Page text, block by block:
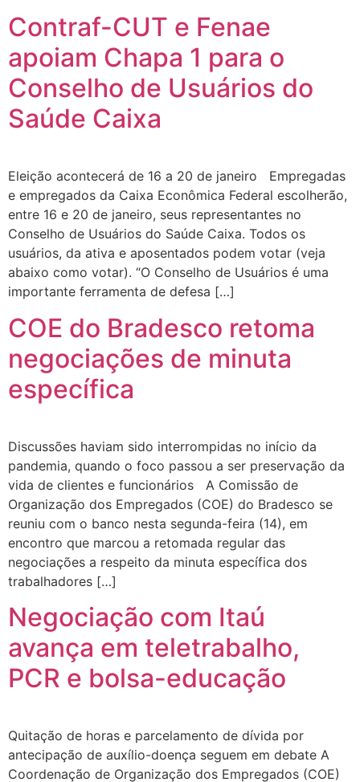
Contraf-CUT e Fenae
apoiam Chapa 1 para o
Conselho de Usuários do
Saúde Caixa
Eleição acontecerá de 16 a 20 de janeiro Empregadas
e empregados da Caixa Econômica Federal escolherão,
entre 16 e 20 de janeiro, seus representantes no
Conselho de Usuários do Saúde Caixa. Todos os
usuários, da ativa e aposentados podem votar (veja
abaixo como votar). “O Conselho de Usuários é uma
importante ferramenta de defesa […]
COE do Bradesco retoma
negociações de minuta
específica
Discussões haviam sido interrompidas no início da
pandemia, quando o foco passou a ser preservação da
vida de clientes e funcionários A Comissão de
Organização dos Empregados (COE) do Bradesco se
reuniu com o banco nesta segunda-feira (14), em
encontro que marcou a retomada regular das
negociações a respeito da minuta específica dos
trabalhadores […]
Negociação com Itaú
avança em teletrabalho,
PCR e bolsa-educação
Quitação de horas e parcelamento de dívida por
antecipação de auxílio-doença seguem em debate A
Coordenação de Organização dos Empregados (COE)